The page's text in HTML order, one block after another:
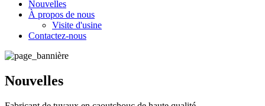
Nouvelles
À propos de nous
Visite d'usine
Contactez-nous
Nouvelles